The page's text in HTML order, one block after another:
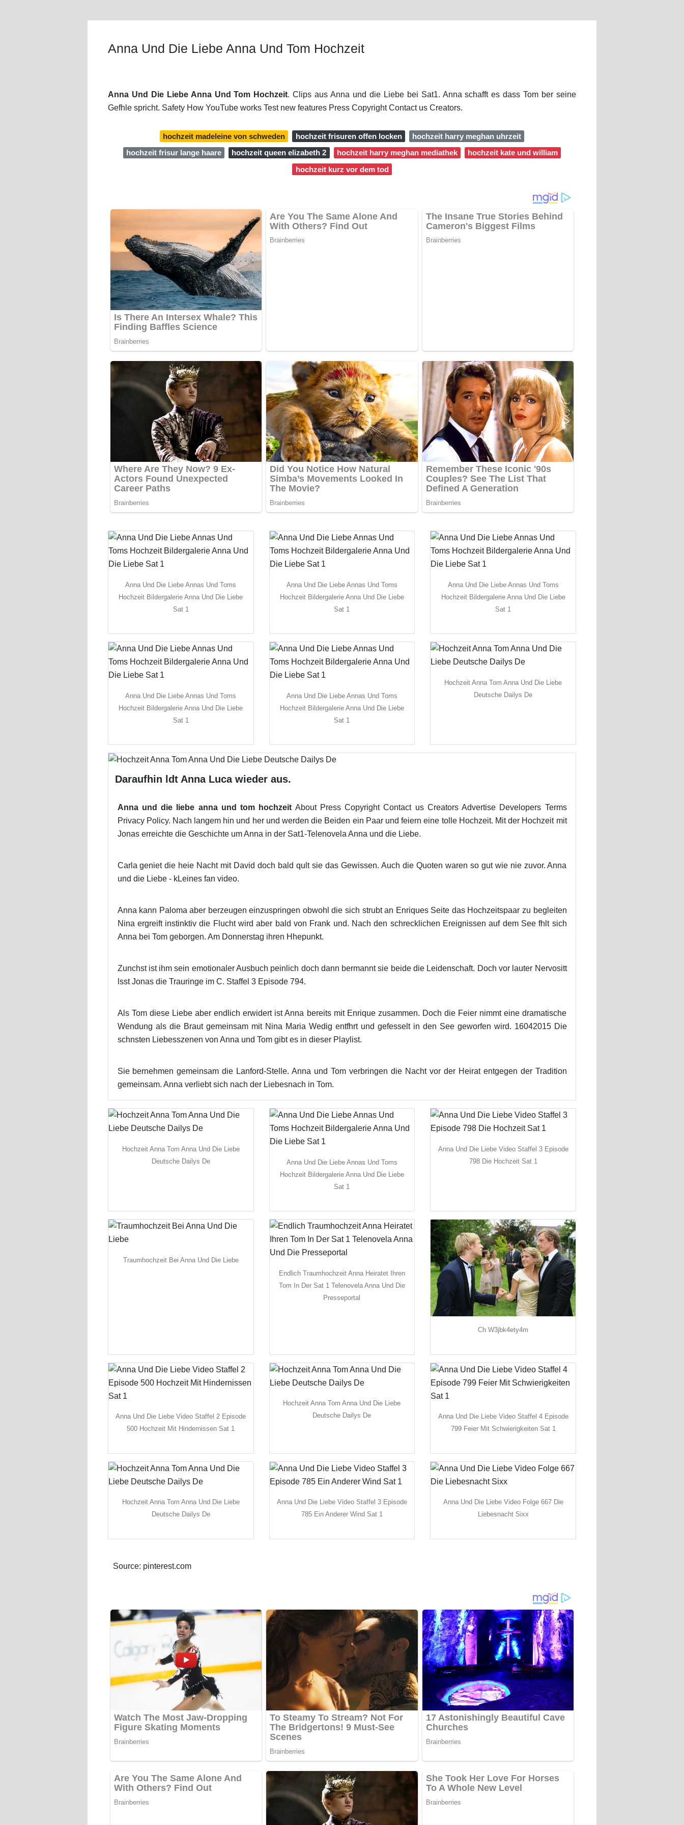
Anna Und Die Liebe Anna Und Tom Hochzeit
Anna Und Die Liebe Anna Und Tom Hochzeit. Clips aus Anna und die Liebe bei Sat1. Anna schafft es dass Tom ber seine
Gefhle spricht. Safety How YouTube works Test new features Press Copyright Contact us Creators.
hochzeit madeleine von schweden hochzeit frisuren offen locken
hochzeit harry meghan uhrzeit
hochzeit frisur lange haare
hochzeit queen elizabeth 2 hochzeit harry meghan mediathek
hochzeit kate und william
hochzeit kurz vor dem tod
Anna Und Die Liebe Annas Und Toms
Hochzeit Bildergalerie Anna Und Die Liebe
Sat 1
Anna Und Die Liebe Annas Und Toms
Hochzeit Bildergalerie Anna Und Die Liebe
Sat 1
Anna Und Die Liebe Annas Und Toms
Hochzeit Bildergalerie Anna Und Die Liebe
Sat 1
Anna Und Die Liebe Annas Und Toms
Hochzeit Bildergalerie Anna Und Die Liebe
Sat 1
Anna Und Die Liebe Annas Und Toms
Hochzeit Bildergalerie Anna Und Die Liebe
Sat 1
Hochzeit Anna Tom Anna Und Die Liebe
Deutsche Dailys De
Daraufhin ldt Anna Luca wieder aus.
Anna und die liebe anna und tom hochzeit About Press Copyright Contact us Creators Advertise Developers Terms
Privacy Policy. Nach langem hin und her und werden die Beiden ein Paar und feiern eine tolle Hochzeit. Mit der Hochzeit mit
Jonas erreichte die Geschichte um Anna in der Sat1-Telenovela Anna und die Liebe.
Carla geniet die heie Nacht mit David doch bald qult sie das Gewissen. Auch die Quoten waren so gut wie nie zuvor. Anna
und die Liebe - kLeines fan video.
Anna kann Paloma aber berzeugen einzuspringen obwohl die sich strubt an Enriques Seite das Hochzeitspaar zu begleiten
Nina ergreift instinktiv die Flucht wird aber bald von Frank und. Nach den schrecklichen Ereignissen auf dem See fhlt sich
Anna bei Tom geborgen. Am Donnerstag ihren Hhepunkt.
Zunchst ist ihm sein emotionaler Ausbuch peinlich doch dann bermannt sie beide die Leidenschaft. Doch vor lauter Nervositt
lsst Jonas die Trauringe im C. Staffel 3 Episode 794.
Als Tom diese Liebe aber endlich erwidert ist Anna bereits mit Enrique zusammen. Doch die Feier nimmt eine dramatische
Wendung als die Braut gemeinsam mit Nina Maria Wedig entfhrt und gefesselt in den See geworfen wird. 16042015 Die
schnsten Liebesszenen von Anna und Tom gibt es in dieser Playlist.
Sie bernehmen gemeinsam die Lanford-Stelle. Anna und Tom verbringen die Nacht vor der Heirat entgegen der Tradition
gemeinsam. Anna verliebt sich nach der Liebesnach in Tom.
Hochzeit Anna Tom Anna Und Die Liebe
Deutsche Dailys De
Anna Und Die Liebe Annas Und Toms
Hochzeit Bildergalerie Anna Und Die Liebe
Sat 1
Anna Und Die Liebe Video Staffel 3 Episode
798 Die Hochzeit Sat 1
Traumhochzeit Bei Anna Und Die Liebe
Endlich Traumhochzeit Anna Heiratet Ihren
Tom In Der Sat 1 Telenovela Anna Und Die
Presseportal
Ch W3jbk4ety4m
Anna Und Die Liebe Video Staffel 2 Episode
500 Hochzeit Mit Hindernissen Sat 1
Hochzeit Anna Tom Anna Und Die Liebe
Deutsche Dailys De
Anna Und Die Liebe Video Staffel 4 Episode
799 Feier Mit Schwierigkeiten Sat 1
Hochzeit Anna Tom Anna Und Die Liebe
Deutsche Dailys De
Anna Und Die Liebe Video Staffel 3 Episode
785 Ein Anderer Wind Sat 1
Anna Und Die Liebe Video Folge 667 Die
Liebesnacht Sixx
Source: pinterest.com